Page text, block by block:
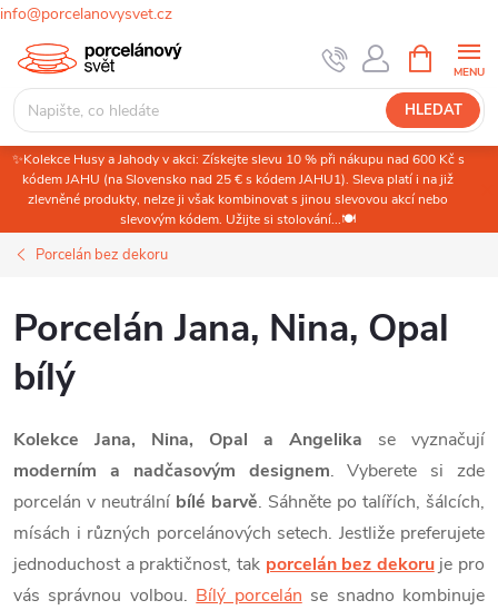
info@porcelanovysvet.cz
Přejít
obsah
HLEDAT
NÁKUPNÍ
KOŠÍK
✨Kolekce Husy a Jahody v akci: Získejte slevu 10 % při nákupu nad 600 Kč s
kódem JAHU (na Slovensko nad 25 € s kódem JAHU1). Sleva platí i na již
zlevněné produkty, nelze ji však kombinovat s jinou slevovou akcí nebo
slevovým kódem. Užijte si stolování...🍽️
Porcelán bez dekoru
Porcelán Jana, Nina, Opal
bílý
Kolekce Jana, Nina, Opal a Angelika se vyznačují
moderním a nadčasovým designem. Vyberete si zde
porcelán v neutrální bílé barvě. Sáhněte po talířích, šálcích,
mísách i různých porcelánových setech. Jestliže preferujete
jednoduchost a praktičnost, tak porcelán bez dekoruje pro
vás správnou volbou. Bílý porcelán se snadno kombinuje